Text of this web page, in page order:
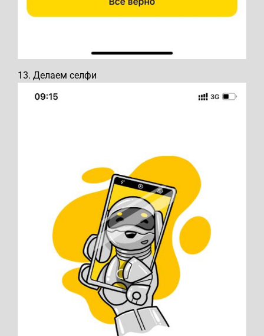
13. Делаем селфи